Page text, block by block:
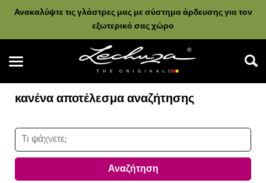
Ανακαλύψτε τις γλάστρες μας με σύστημα άρδευσης για τον
εξωτερικό σας χώρο
Αναζήτηση
κανένα αποτέλεσμα αναζήτησης
Αναζήτηση